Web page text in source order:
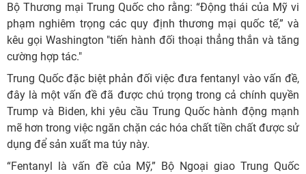
Bộ Thương mại Trung Quốc cho rằng: “Động thái của Mỹ vi
phạm nghiêm trọng các quy định thương mại quốc tế,” và
kêu gọi Washington "tiến hành đối thoại thẳng thắn và tăng
cường hợp tác."
Trung Quốc đặc biệt phản đối việc đưa fentanyl vào vấn đề,
đây là một vấn đề đã được chú trọng trong cả chính quyền
Trump và Biden, khi yêu cầu Trung Quốc hành động mạnh
mẽ hơn trong việc ngăn chặn các hóa chất tiền chất được sử
dụng để sản xuất ma túy này.
“Fentanyl là vấn đề của Mỹ,” Bộ Ngoại giao Trung Quốc